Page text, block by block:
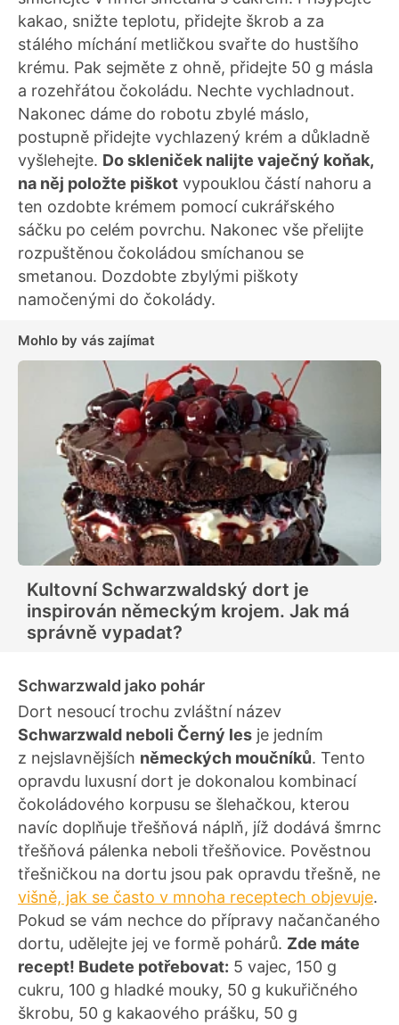
kakao, snižte teplotu, přidejte škrob a za
stálého míchání metličkou svařte do hustšího
krému. Pak sejměte z ohně, přidejte 50 g másla
a rozehřátou čokoládu. Nechte vychladnout.
Nakonec dáme do robotu zbylé máslo,
postupně přidejte vychlazený krém a důkladně
vyšlehejte. Do skleniček nalijte vaječný koňak,
na něj položte piškot vypouklou částí nahoru a
ten ozdobte krémem pomocí cukrářského
sáčku po celém povrchu. Nakonec vše přelijte
rozpuštěnou čokoládou smíchanou se
smetanou. Dozdobte zbylými piškoty
namočenými do čokolády.
Mohlo by vás zajímat
Kultovní Schwarzwaldský dort je
inspirován německým krojem. Jak má
správně vypadat?
Schwarzwald jako pohár
Dort nesoucí trochu zvláštní název
Schwarzwald neboli Černý les je jedním
z nejslavnějších německých moučníků. Tento
opravdu luxusní dort je dokonalou kombinací
čokoládového korpusu se šlehačkou, kterou
navíc doplňuje třešňová náplň, jíž dodává šmrnc
třešňová pálenka neboli třešňovice. Pověstnou
třešničkou na dortu jsou pak opravdu třešně, ne
višně, jak se často v mnoha receptech objevuje.
Pokud se vám nechce do přípravy načančaného
dortu, udělejte jej ve formě pohárů. Zde máte
recept! Budete potřebovat: 5 vajec, 150 g
cukru, 100 g hladké mouky, 50 g kukuřičného
škrobu, 50 g kakaového prášku, 50 g